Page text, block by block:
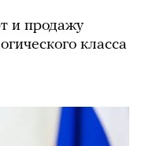
и продажу
класса